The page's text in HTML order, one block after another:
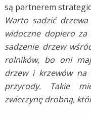
są partnerem
Warto sadzić
widoczne dopiero
sadzenie drzew
rolników, bo oni
drzew i krzewów
przyrody. Takie
zwierzynę drobną,